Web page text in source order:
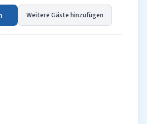
Weitere Gäste hinzufügen